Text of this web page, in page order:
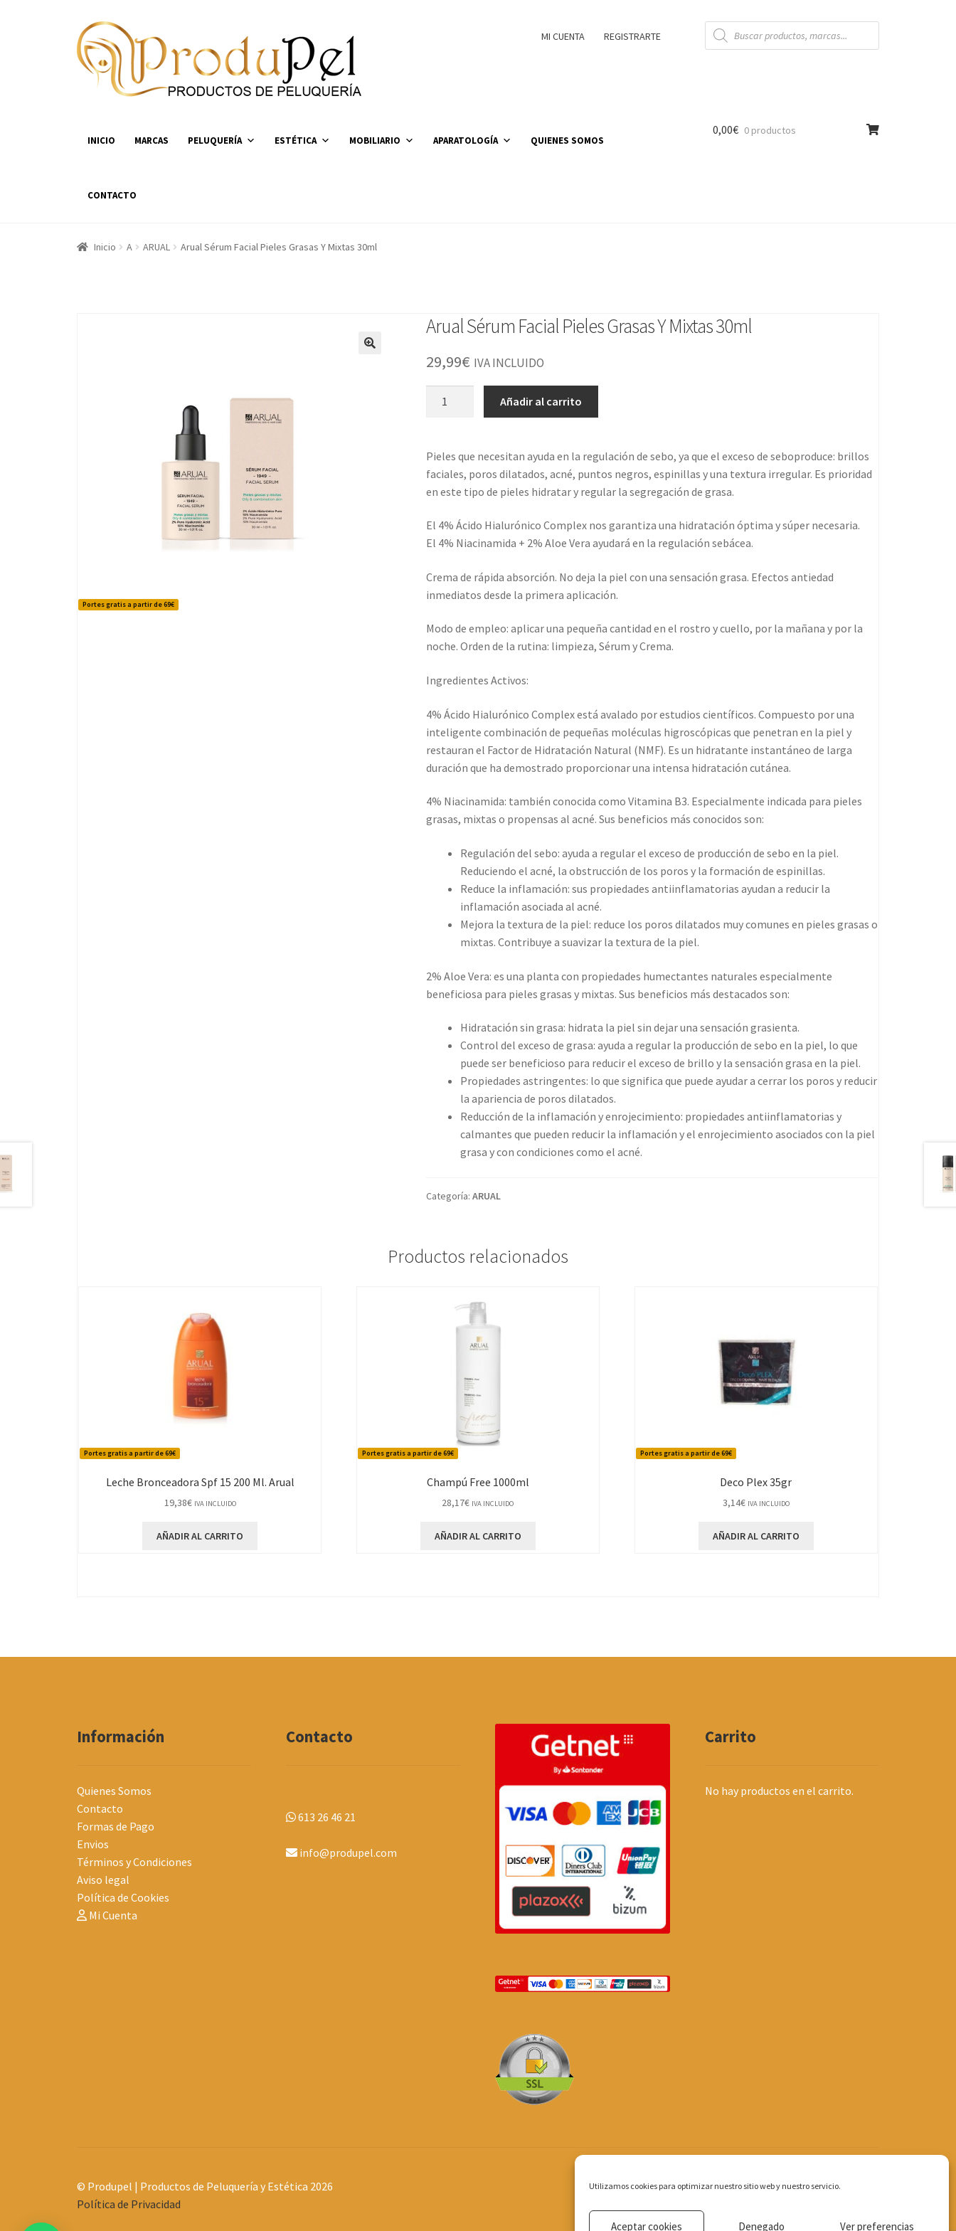
Utilizamos cookies para optimizar nuestro sitio web y nuestro servicio.
Aceptar cookies Denegado Ver preferencias
Ir
a
la
navegación
Ir
al
contenido
MI CUENTA REGISTRARTE
Búsqueda
de
productos
INICIO MARCAS PELUQUERÍA ESTÉTICA MOBILIARIO APARATOLOGÍA QUIENES SOMOS
CONTACTO
0,00€ 0 productos
Inicio A ARUAL Arual Sérum Facial Pieles Grasas Y Mixtas 30ml
Portes gratis a partir de 69€
Arual Sérum Facial Pieles Grasas Y Mixtas 30ml
29,99€ IVA INCLUIDO
Grasas
Y
Mixtas
Añadir al carrito
Pieles que necesitan ayuda en la regulación de sebo, ya que el exceso de seboproduce: brillos
faciales, poros dilatados, acné, puntos negros, espinillas y una textura irregular. Es prioridad
en este tipo de pieles hidratar y regular la segregación de grasa.
El 4% Ácido Hialurónico Complex nos garantiza una hidratación óptima y súper necesaria.
El 4% Niacinamida + 2% Aloe Vera ayudará en la regulación sebácea.
Crema de rápida absorción. No deja la piel con una sensación grasa. Efectos antiedad
inmediatos desde la primera aplicación.
Modo de empleo: aplicar una pequeña cantidad en el rostro y cuello, por la mañana y por la
noche. Orden de la rutina: limpieza, Sérum y Crema.
Ingredientes Activos:
4% Ácido Hialurónico Complex está avalado por estudios científicos. Compuesto por una
inteligente combinación de pequeñas moléculas higroscópicas que penetran en la piel y
restauran el Factor de Hidratación Natural (NMF). Es un hidratante instantáneo de larga
duración que ha demostrado proporcionar una intensa hidratación cutánea.
4% Niacinamida: también conocida como Vitamina B3. Especialmente indicada para pieles
grasas, mixtas o propensas al acné. Sus beneficios más conocidos son:
Regulación del sebo: ayuda a regular el exceso de producción de sebo en la piel.
Reduciendo el acné, la obstrucción de los poros y la formación de espinillas.
Reduce la inflamación: sus propiedades antiinflamatorias ayudan a reducir la
inflamación asociada al acné.
Mejora la textura de la piel: reduce los poros dilatados muy comunes en pieles grasas o
mixtas. Contribuye a suavizar la textura de la piel.
2% Aloe Vera: es una planta con propiedades humectantes naturales especialmente
beneficiosa para pieles grasas y mixtas. Sus beneficios más destacados son:
Hidratación sin grasa: hidrata la piel sin dejar una sensación grasienta.
Control del exceso de grasa: ayuda a regular la producción de sebo en la piel, lo que
puede ser beneficioso para reducir el exceso de brillo y la sensación grasa en la piel.
Propiedades astringentes: lo que significa que puede ayudar a cerrar los poros y reducir
la apariencia de poros dilatados.
Reducción de la inflamación y enrojecimiento: propiedades antiinflamatorias y
calmantes que pueden reducir la inflamación y el enrojecimiento asociados con la piel
grasa y con condiciones como el acné.
Categoría: ARUAL
Productos relacionados
Portes gratis a partir de 69€
Leche Bronceadora Spf 15 200 Ml. Arual
19,38€ IVA INCLUIDO
AÑADIR AL CARRITO
Portes gratis a partir de 69€
Champú Free 1000ml
28,17€ IVA INCLUIDO
AÑADIR AL CARRITO
Portes gratis a partir de 69€
Deco Plex 35gr
3,14€ IVA INCLUIDO
AÑADIR AL CARRITO
Información
Quienes Somos
Contacto
Formas de Pago
Envios
Términos y Condiciones
Aviso legal
Política de Cookies
Mi Cuenta
Contacto
613 26 46 21
info@produpel.com
Carrito
No hay productos en el carrito.
© Produpel | Productos de Peluquería y Estética 2026
Política de Privacidad